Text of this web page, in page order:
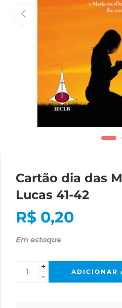
Cartão dia das
Lucas 41-42
R$ 0,20
Em estoque
ADICIONAR